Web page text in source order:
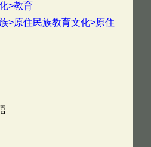
>教育
>原住民族教育文化>原住